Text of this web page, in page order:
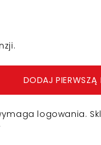
DODAJ PIERWSZĄ
logowania.